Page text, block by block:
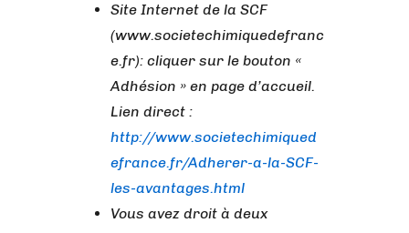
Site Internet de la SCF
(www.societechimiquedefranc
e.fr): cliquer sur le bouton «
Adhésion » en page d’accueil.
Lien direct :
http://www.societechimiqued
efrance.fr/Adherer-a-la-SCF-
les-avantages.html
Vous avez droit à deux